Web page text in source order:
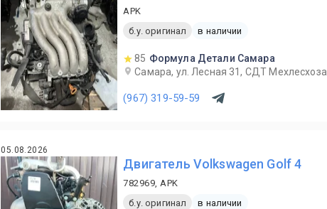
APK
б.у. оригинал
в наличии
85 Формула Детали Самара
Самара, ул. Лесная 31, СДТ Мехлесхоза
(967) 319-59-59
05.08.2026
Двигатель Volkswagen Golf 4
782969, APK
б.у. оригинал
в наличии